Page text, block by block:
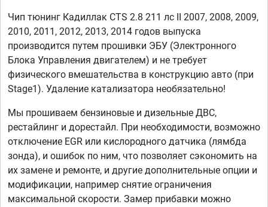
Чип тюнинг Кадиллак CTS 2.8 211 лс II 2007, 2008, 2009,
2010, 2011, 2012, 2013, 2014 годов выпуска
производится путем прошивки ЭБУ (Электронного
Блока Управления двигателем) и не требует
физического вмешательства в конструкцию авто (при
Stage1). Удаление катализатора необязательно!
Мы прошиваем бензиновые и дизельные ДВС,
рестайлинг и дорестайл. При необходимости, возможно
отключение EGR или кислородного датчика (лямбда
зонда), и ошибок по ним, что позволяет сэкономить на
их замене и ремонте, и другие дополнительные опции и
модификации, например снятие ограничения
максимальной скорости. Замер прибавки можно